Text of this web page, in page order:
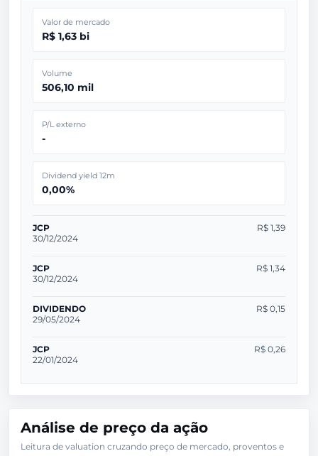
Valor de mercado
R$ 1,63 bi
Volume
506,10 mil
P/L externo
-
Dividend yield 12m
0,00%
JCP
30/12/2024
R$ 1,39
JCP
30/12/2024
R$ 1,34
DIVIDENDO
29/05/2024
R$ 0,15
JCP
22/01/2024
R$ 0,26
Análise de preço da ação
Leitura de valuation cruzando preço de mercado, proventos e